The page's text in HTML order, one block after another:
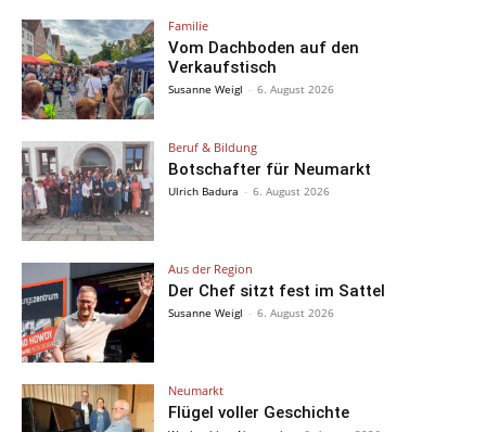
Familie
Vom Dachboden auf den
Verkaufstisch
Susanne Weigl - 6. August 2026
Beruf & Bildung
Botschafter für Neumarkt
Ulrich Badura - 6. August 2026
Aus der Region
Der Chef sitzt fest im Sattel
Susanne Weigl - 6. August 2026
Neumarkt
Flügel voller Geschichte